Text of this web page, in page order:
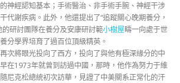
神經認知基本；手術醫治、非手術手腕、神經干涉
代謝疾病。此外，他還提出了“追蹤關心晚期養分，
的研討團隊在養分及安康研討範小樹屋疇一向處于世
分學界培育了過百位頂級精英。
將眼光投向了西方，投向了與他有極深緣分的中
在1973年就曾到訪過中國，那時，他作為努力于維
尼克松總統初次訪華，見證了中美關系正常化的汗